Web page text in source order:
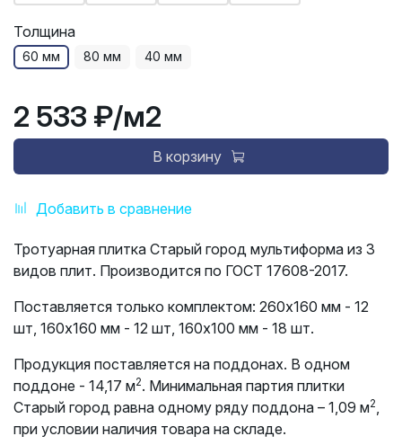
Добавить в сравнение
Толщина
60 мм 80 мм 40 мм
2 533 ₽/м2
В корзину
Тротуарная плитка Старый город мультиформа из 3
видов плит. Производится по ГОСТ 17608-2017.
Поставляется только комплектом: 260х160 мм - 12
шт, 160х160 мм - 12 шт, 160х100 мм - 18 шт.
Продукция поставляется на поддонах. В одном
поддоне - 14,17 м2. Минимальная партия плитки
Старый город равна одному ряду поддона – 1,09 м2
при условии наличия товара на складе.